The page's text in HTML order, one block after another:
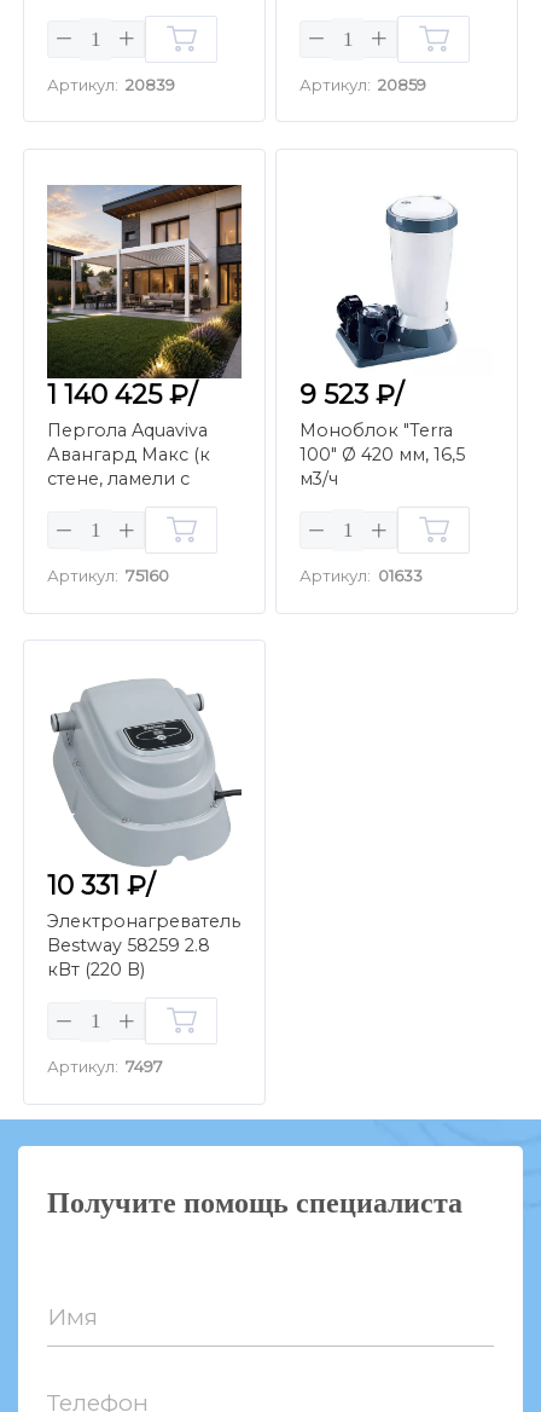
Песочная (5,6 м3/ч)
Артикул: 20839
Песочная (7.7 м3/ч)
Артикул: 20859
1 140 425 ₽/
Пергола Aquaviva
Авангард Макс (к
стене, ламели с
электропр., 4х6м,
белый)
Артикул: 75160
9 523 ₽/
Моноблок "Terra
100" Ø 420 мм, 16,5
м3/ч
Артикул: 01633
10 331 ₽/
Электронагреватель
Bestway 58259 2.8
кВт (220 В)
Артикул: 7497
Получите помощь специалиста
Имя
Телефон